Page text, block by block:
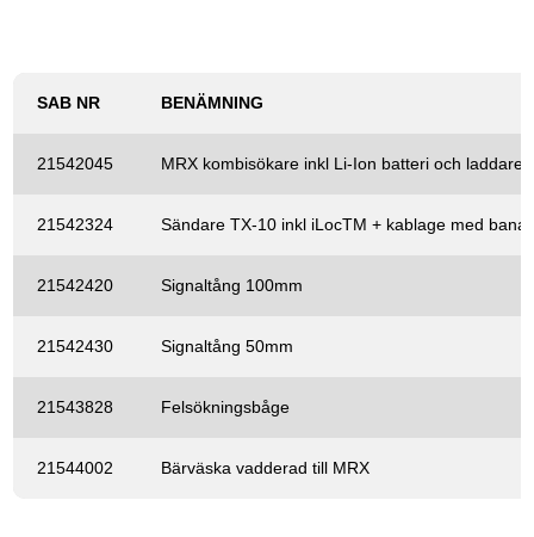
SAB NR BENÄMNING
21542045 MRX kombisökare inkl Li-Ion batteri och laddare
21542324 Sändare TX-10 inkl iLocTM + kablage med
21542420 Signaltång 100mm
21542430 Signaltång 50mm
21543828 Felsökningsbåge
21544002 Bärväska vadderad till MRX